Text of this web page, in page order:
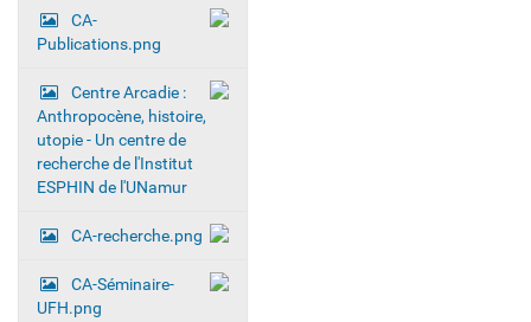
a
t
i
o
n
CA-
Publications.png
Centre Arcadie :
Anthropocène, histoire,
utopie - Un centre de
recherche de l'Institut
ESPHIN de l'UNamur
CA-recherche.png
CA-Séminaire-
UFH.png